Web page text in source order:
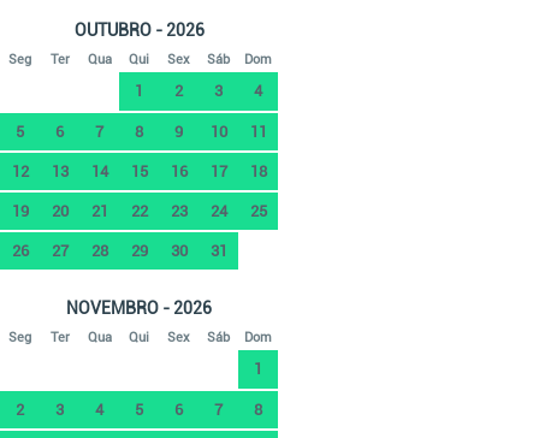
OUTUBRO - 2026
Seg Ter Qua Qui Sex Sáb Dom
1 2 3 4
5 6 7 8 9 10 11
12 13 14 15 16 17 18
19 20 21 22 23 24 25
26 27 28 29 30 31
NOVEMBRO - 2026
Seg Ter Qua Qui Sex Sáb Dom
1
2 3 4 5 6 7 8